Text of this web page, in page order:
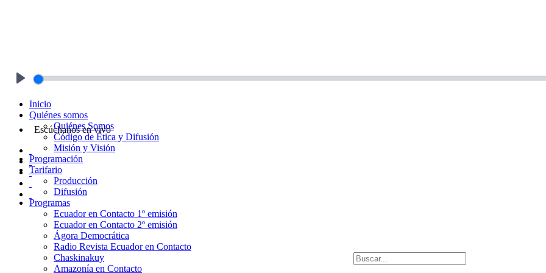
Escúchanos en vivo
Inicio
Quiénes somos
Quiénes Somos
Código de Ética y Difusión
Misión y Visión
Programación
Tarifario
Producción
Difusión
Programas
Ecuador en Contacto 1º emisión
Ecuador en Contacto 2º emisión
Ágora Democrática
Radio Revista Ecuador en Contacto
Chaskinakuy
Amazonía en Contacto